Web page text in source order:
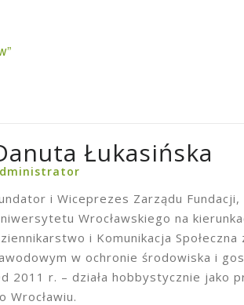
Łukasińska
i Wiceprezes Zarządu
Wrocławskiego na
i Komunikacja
w ochronie środowiska i
2011 r. – działa hobbystycznie jako
Wrocławiu.